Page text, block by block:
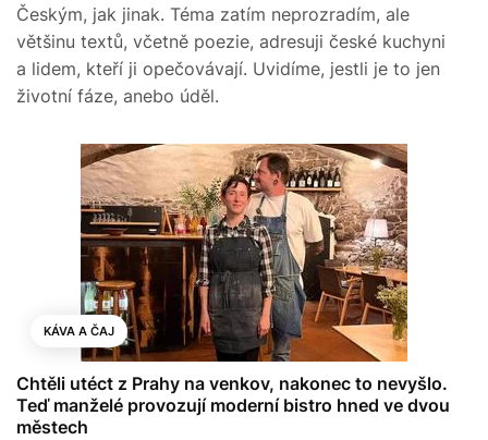
Českým, jak jinak. Téma zatím neprozradím, ale
většinu textů, včetně poezie, adresuji české kuchyni
a lidem, kteří ji opečovávají. Uvidíme, jestli je to jen
životní fáze, anebo úděl.
KÁVA A ČAJ
Chtěli utéct z Prahy na venkov, nakonec to nevyšlo.
Teď manželé provozují moderní bistro hned ve dvou
městech